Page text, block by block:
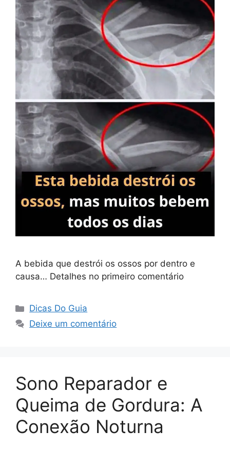
A bebida que destrói os ossos por dentro e
causa… Detalhes no primeiro comentário
Categorias
Dicas Do Guia
Deixe um comentário
Sono Reparador e
Queima de Gordura: A
Conexão Noturna